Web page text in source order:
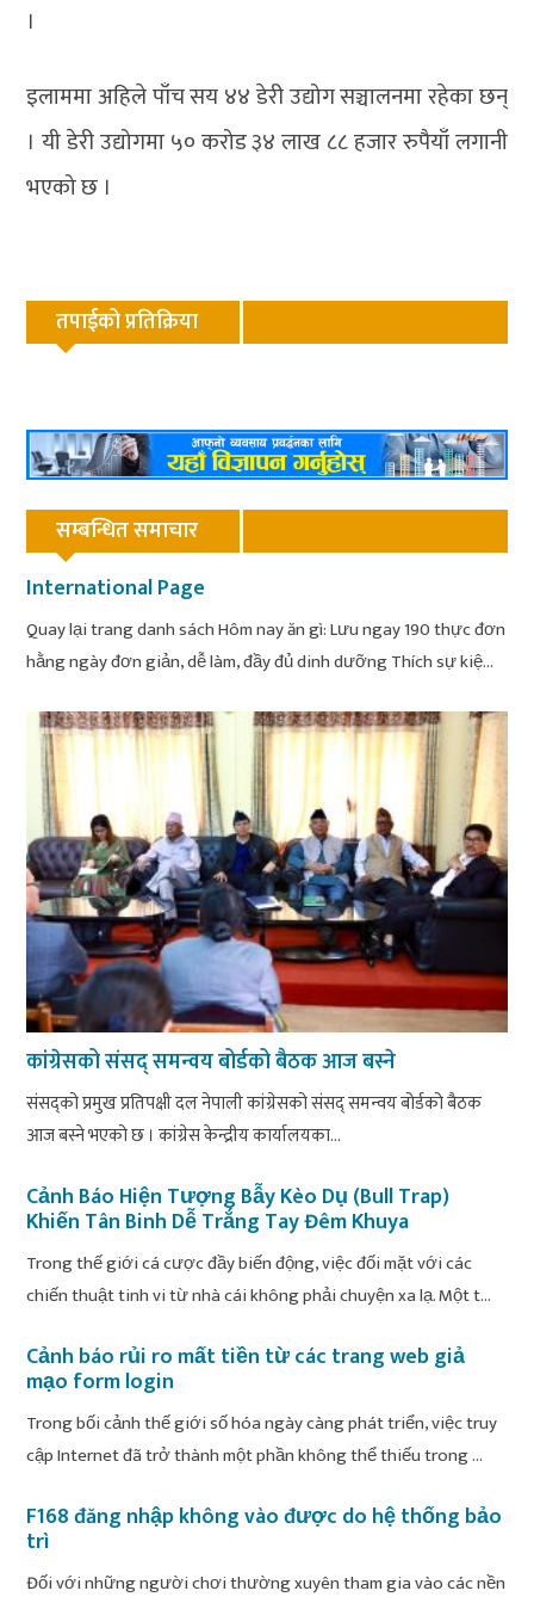
।
इलाममा अहिले पाँच सय ४४ डेरी उद्योग सञ्चालनमा रहेका छन्
। यी डेरी उद्योगमा ५० करोड ३४ लाख ८८ हजार रुपैयाँ लगानी
भएको छ ।
तपाईको प्रतिक्रिया
सम्बन्धित समाचार
International Page
Quay lại trang danh sách Hôm nay ăn gì: Lưu ngay 190 thực đơn
hằng ngày đơn giản, dễ làm, đầy đủ dinh dưỡng Thích sự kiệ...
कांग्रेसको संसद् समन्वय बोर्डको बैठक आज बस्ने
संसद्को प्रमुख प्रतिपक्षी दल नेपाली कांग्रेसको संसद् समन्वय बोर्डको बैठक
आज बस्ने भएको छ । कांग्रेस केन्द्रीय कार्यालयका...
Cảnh Báo Hiện Tượng Bẫy Kèo Dụ (Bull Trap)
Khiến Tân Binh Dễ Trắng Tay Đêm Khuya
Trong thế giới cá cược đầy biến động, việc đối mặt với các
chiến thuật tinh vi từ nhà cái không phải chuyện xa lạ. Một t...
Cảnh báo rủi ro mất tiền từ các trang web giả
mạo form login
Trong bối cảnh thế giới số hóa ngày càng phát triển, việc truy
cập Internet đã trở thành một phần không thể thiếu trong ...
F168 đăng nhập không vào được do hệ thống bảo
trì
Đối với những người chơi thường xuyên tham gia vào các nền